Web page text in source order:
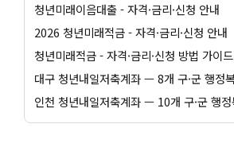
청년미래이음대출 - 자격·금리·신청 안내
2026 청년미래적금 - 자격·금리·신청 안내
청년미래적금 - 자격·금리·신청 방법 가이드